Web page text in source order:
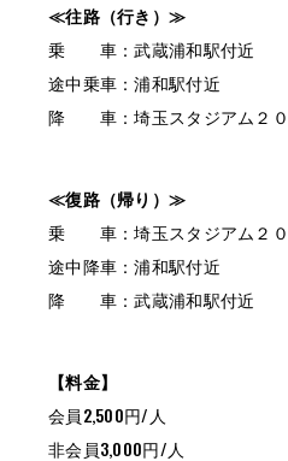
≪往路（行き）≫
乗 車：武蔵浦和駅付近
途中乗車：浦和駅付近
降 車：埼玉スタジアム２０
≪復路（帰り）≫
乗 車：埼玉スタジアム２０
途中降車：浦和駅付近
降 車：武蔵浦和駅付近
【料金】
会員2,500円/人
非会員3,000円/人